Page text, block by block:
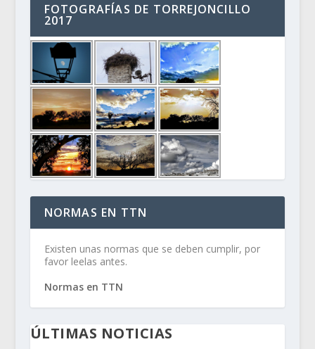
FOTOGRAFÍAS DE TORREJONCILLO
2017
NORMAS EN TTN
Existen unas normas que se deben cumplir, por
favor leelas antes.
Normas en TTN
ÚLTIMAS NOTICIAS